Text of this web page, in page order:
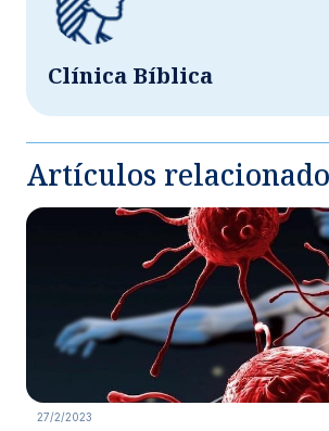
Clínica Bíblica
Artículos
27/2/2023